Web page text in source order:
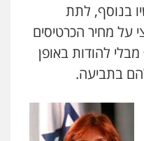
בנוסף, לתת
על מחיר הכרטיסים
להודות באופן
בתביעה.